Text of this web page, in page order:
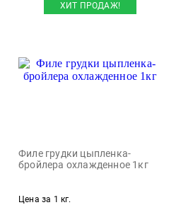
ХИТ ПРОДАЖ!
Филе грудки цыпленка-
бройлера охлажденное 1кг
Цена за 1 кг.